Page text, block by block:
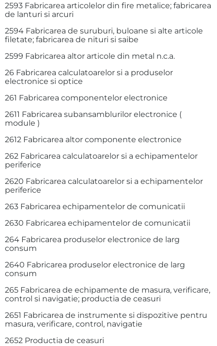
2593 Fabricarea articolelor din fire metalice; fabricarea
de lanturi si arcuri
2594 Fabricarea de suruburi, buloane si alte articole
filetate; fabricarea de nituri si saibe
2599 Fabricarea altor articole din metal n.c.a.
26 Fabricarea calculatoarelor si a produselor
electronice si optice
261 Fabricarea componentelor electronice
2611 Fabricarea subansamblurilor electronice (
module )
2612 Fabricarea altor componente electronice
262 Fabricarea calculatoarelor si a echipamentelor
periferice
2620 Fabricarea calculatoarelor si a echipamentelor
periferice
263 Fabricarea echipamentelor de comunicatii
2630 Fabricarea echipamentelor de comunicatii
264 Fabricarea produselor electronice de larg
consum
2640 Fabricarea produselor electronice de larg
consum
265 Fabricarea de echipamente de masura, verificare,
control si navigatie; productia de ceasuri
2651 Fabricarea de instrumente si dispozitive pentru
masura, verificare, control, navigatie
2652 Productia de ceasuri